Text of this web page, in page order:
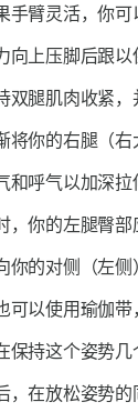
手臂灵活，你
向上压脚后跟
双腿肌肉收紧，
将你的右腿（
和呼气以加深
，你的左腿臀
你的对侧（左侧
可以使用瑜伽
保持这个姿势
，在放松姿势